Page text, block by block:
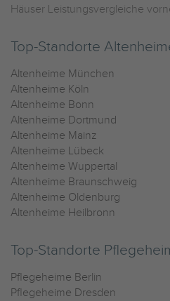
Häuser Leistungsvergleiche
Top-Standorte
Altenheime München
Altenheime Köln
Altenheime Bonn
Altenheime Dortmund
Altenheime Mainz
Altenheime Lübeck
Altenheime Wuppertal
Altenheime Braunschweig
Altenheime Oldenburg
Altenheime Heilbronn
Top-Standorte
Pflegeheime Berlin
Pflegeheime Dresden